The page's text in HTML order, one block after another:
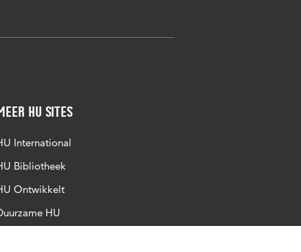
HU sites
International
Bibliotheek
Ontwikkelt
HU